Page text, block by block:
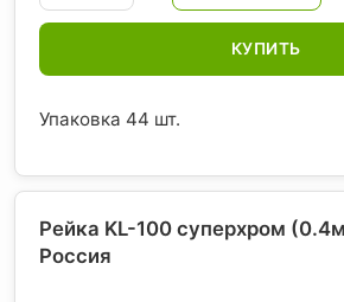
КУПИТЬ
Упаковка 44 шт.
Рейка KL-100 суперхром
Россия